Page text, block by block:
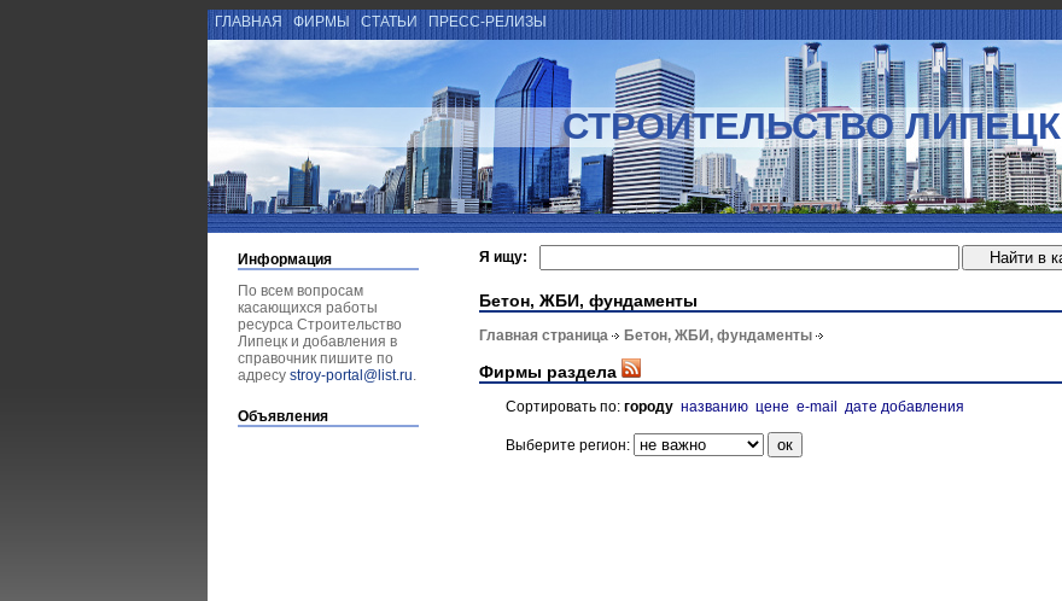
ГЛАВНАЯ ФИРМЫ СТАТЬИ ПРЕСС-РЕЛИЗЫ
СТРОИТЕЛЬСТВО ЛИПЕЦК
Информация
По всем вопросам
касающихся работы
ресурса Строительство
Липецк и добавления в
справочник пишите по
адресу stroy-portal@list.ru.
Объявления
Я ищу:
Бетон, ЖБИ, фундаменты
Главная страница Бетон, ЖБИ, фундаменты
Фирмы раздела
Сортировать по: городу названию цене e-mail дате добавления
Выберите регион: